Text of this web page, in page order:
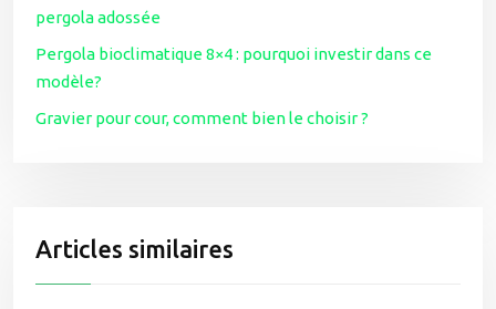
pergola adossée
Pergola bioclimatique 8×4 : pourquoi investir dans ce
modèle?
Gravier pour cour, comment bien le choisir ?
Articles similaires